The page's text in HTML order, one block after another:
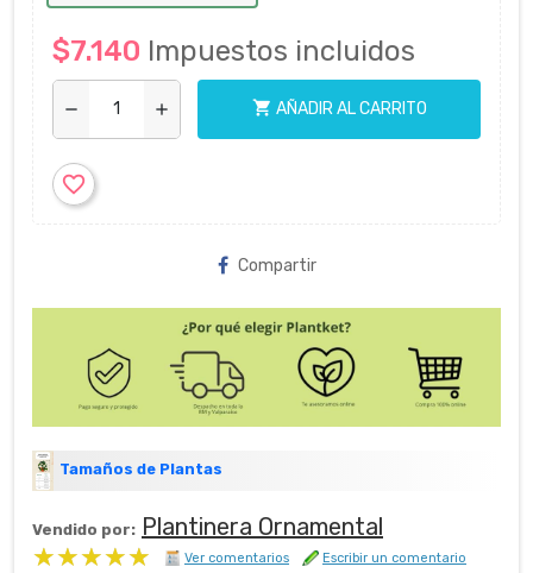
$7.140 Impuestos incluidos
remove add shopping_cart AÑADIR AL CARRITO
favorite_border
Compartir
Tamaños de Plantas
Vendido por: Plantinera Ornamental
★★★★★
★★★★★ Ver comentarios Escribir un comentario